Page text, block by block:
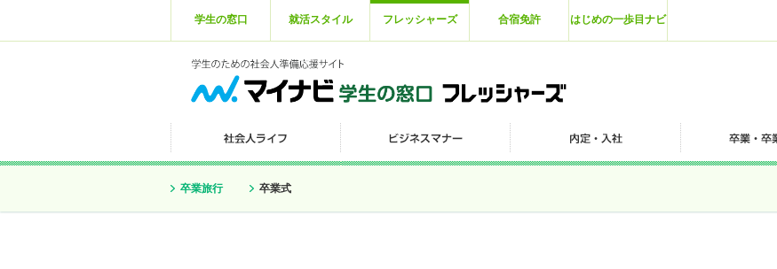
学生の窓口 就活スタイル フレッシャーズ 合宿免許 はじめの一歩目ナビ
卒業旅行 卒業式